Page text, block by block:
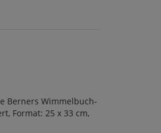
Berners Wimmelbuch-
Format: 25 x 33 cm,